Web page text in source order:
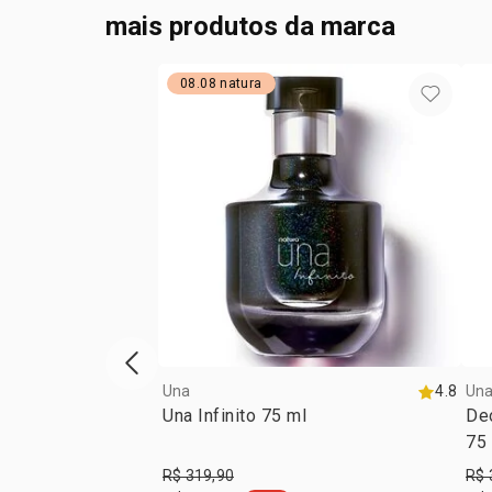
mais produtos da marca
08.08 natura
Una 4.8
Una Infinito 75 ml
R$ 319,90
75
R$
vitrine de produtos anterior